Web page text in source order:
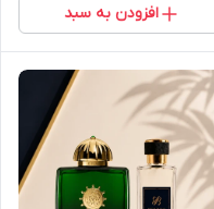
افزودن به سبد